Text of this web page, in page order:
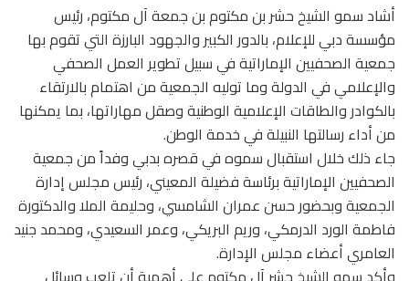
أشاد سمو الشيخ حشر بن مكتوم بن جمعة آل مكتوم، رئيس
مؤسسة دبي للإعلام، بالدور الكبير والجهود البارزة التي تقوم بها
جمعية الصحفيين الإماراتية في سبيل تطوير العمل الصحفي
والإعلامي في الدولة وما توليه الجمعية من اهتمام بالارتقاء
بالكوادر والطاقات الإعلامية الوطنية وصقل مهاراتها، بما يمكنها
من أداء رسالتها النبيلة في خدمة الوطن.
جاء ذلك خلال استقبال سموه في قصره بدبي وفداً من جمعية
الصحفيين الإماراتية برئاسة فضيلة المعيني، رئيس مجلس إدارة
الجمعية وبحضور حسن عمران الشامسي، وحليمة الملا والدكتورة
فاطمة الورد الدرمكي، وريم البريكي، وعمر السعيدي، ومحمد جنيد
العامري أعضاء مجلس الإدارة.